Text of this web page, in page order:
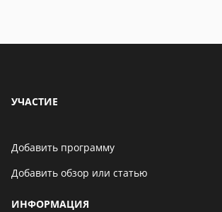
УЧАСТИЕ
Добавить программу
Добавить обзор или статью
ИНФОРМАЦИЯ